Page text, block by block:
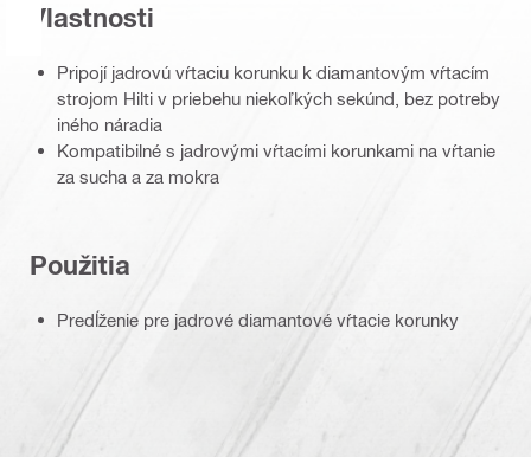
Vlastnosti
Pripojí jadrovú vŕtaciu korunku k diamantovým vŕtacím
strojom Hilti v priebehu niekoľkých sekúnd, bez potreby
iného náradia
Kompatibilné s jadrovými vŕtacími korunkami na vŕtanie
za sucha a za mokra
Použitia
Predĺženie pre jadrové diamantové vŕtacie korunky